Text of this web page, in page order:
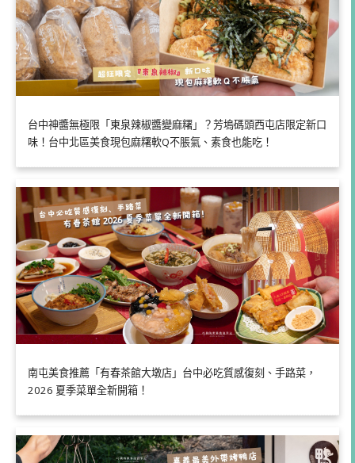
台中神醬無極限「東泉辣椒醬變麻糬」？芳塢碼頭西屯店限定新口
味！台中北區美食現包麻糬軟Q不脹氣、素食也能吃！
南屯美食推薦「有春茶館大墩店」台中必吃質感復刻、手路菜，
2026 夏季菜單全新開箱！